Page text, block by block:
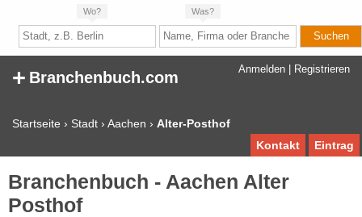
Wo? Was?
Anmelden Registrieren
+ Branchenbuch.com
Startseite › Stadt › Aachen › Alter-Posthof
Eintrag
Kontakt
Branchenbuch - Aachen Alter
Posthof